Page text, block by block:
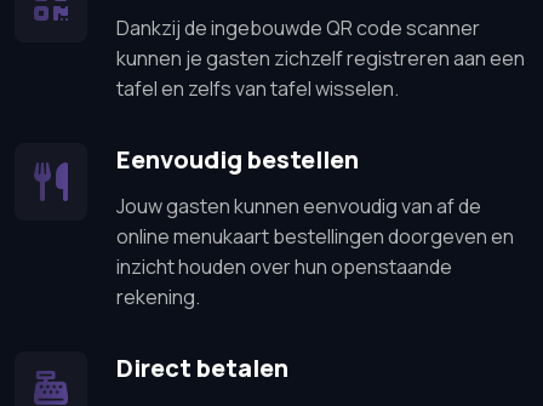
Dankzij de ingebouwde QR code scanner
kunnen je gasten zichzelf registreren aan een
tafel en zelfs van tafel wisselen.
Eenvoudig bestellen
Jouw gasten kunnen eenvoudig van af de
online menukaart bestellingen doorgeven en
inzicht houden over hun openstaande
rekening.
Direct betalen